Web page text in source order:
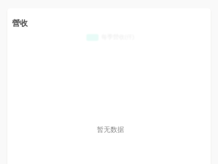
營收
暂无数据